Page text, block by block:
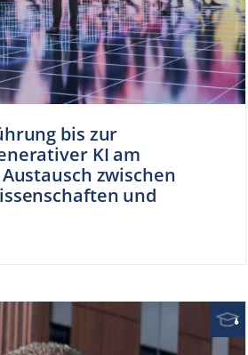
bis zur
KI am
zwischen
und